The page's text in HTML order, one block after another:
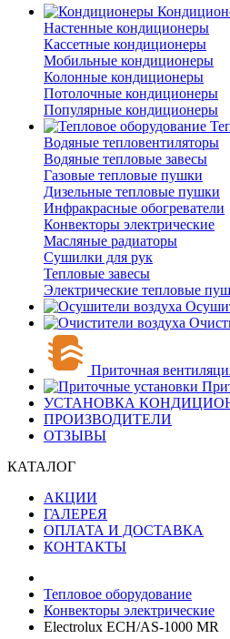
Настенные кондиционеры
Кассетные кондиционеры
Мобильные кондиционеры
Колонные кондиционеры
Потолочные кондиционеры
Популярные кондиционеры
Водяные тепловентиляторы
Водяные тепловые завесы
Газовые тепловые пушки
Дизельные тепловые пушки
Инфракрасные обогреватели
Конвекторы электрические
Масляные радиаторы
Сушилки для рук
Тепловые завесы
Электрические тепловые
Приточная
УСТАНОВКА
ПРОИЗВОДИТЕЛИ
ОТЗЫВЫ
КАТАЛОГ
АКЦИИ
ГАЛЕРЕЯ
ОПЛАТА И ДОСТАВКА
КОНТАКТЫ
Тепловое оборудование
Конвекторы электрические
Electrolux ECH/AS-1000 MR